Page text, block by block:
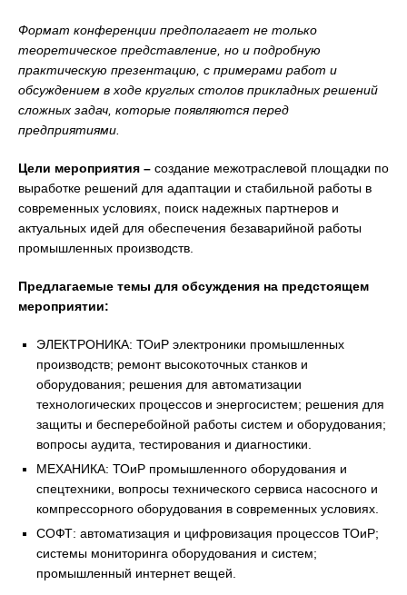
Формат конференции предполагает не только
теоретическое представление, но и подробную
практическую презентацию, с примерами работ и
обсуждением в ходе круглых столов прикладных решений
сложных задач, которые появляются перед
предприятиями.
Цели мероприятия – создание межотраслевой площадки по
выработке решений для адаптации и стабильной работы в
современных условиях, поиск надежных партнеров и
актуальных идей для обеспечения безаварийной работы
промышленных производств.
Предлагаемые темы для обсуждения на предстоящем
мероприятии:
ЭЛЕКТРОНИКА: ТОиР электроники промышленных
производств; ремонт высокоточных станков и
оборудования; решения для автоматизации
технологических процессов и энергосистем; решения для
защиты и бесперебойной работы систем и оборудования;
вопросы аудита, тестирования и диагностики.
МЕХАНИКА: ТОиР промышленного оборудования и
спецтехники, вопросы технического сервиса насосного и
компрессорного оборудования в современных условиях.
СОФТ: автоматизация и цифровизация процессов ТОиР;
системы мониторинга оборудования и систем;
промышленный интернет вещей.